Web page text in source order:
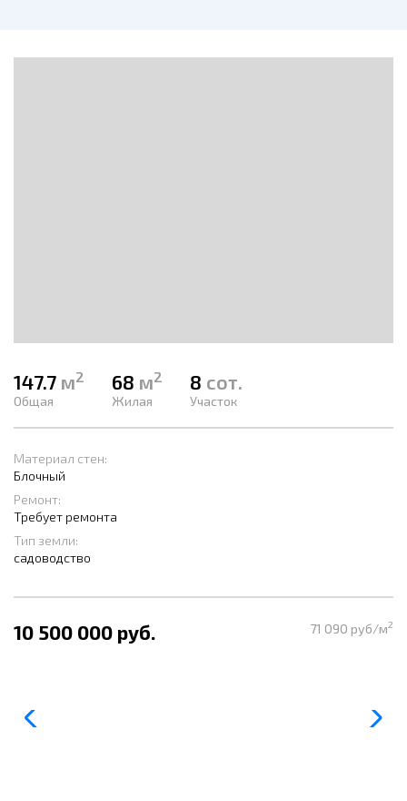
147.7 м2
Общая
68 м2
Жилая
8 сот.
Участок
Материал стен:
Блочный
Ремонт:
Требует ремонта
Тип земли:
садоводство
10 500 000 руб. 71 090 руб/м2